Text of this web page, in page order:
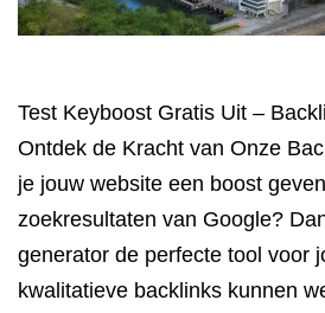
Test Keyboost Gratis Uit –
Ontdek de Kracht van Onze
je jouw website een boost
zoekresultaten van Google?
generator de perfecte tool voor
kwalitatieve backlinks kunnen